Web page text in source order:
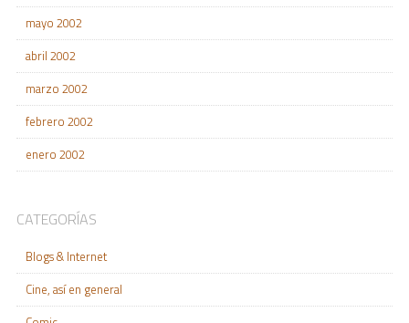
mayo 2002
abril 2002
marzo 2002
febrero 2002
enero 2002
CATEGORÍAS
Blogs & Internet
Cine, así en general